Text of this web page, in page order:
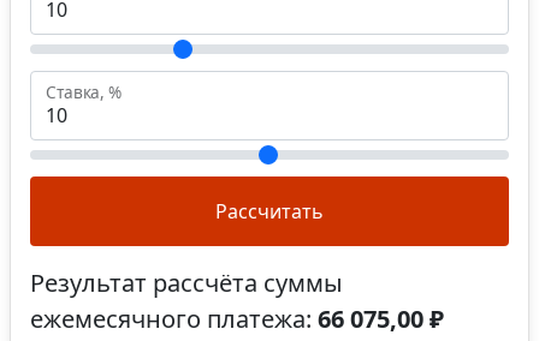
Ставка, %
Рассчитать
Результат рассчёта суммы
ежемесячного платежа: 66 075,00 ₽